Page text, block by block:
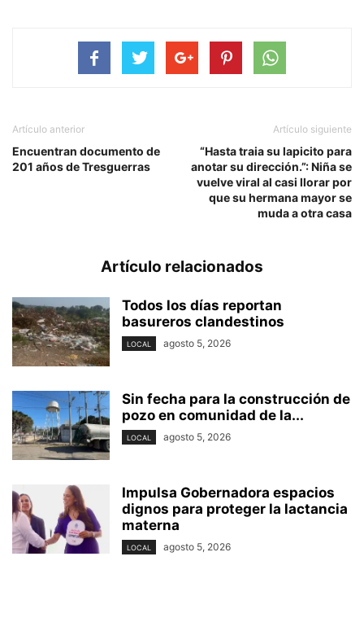
Artículo anterior
Encuentran documento de
201 años de Tresguerras
Artículo siguiente
“Hasta traia su lapicito para
anotar su dirección.”: Niña se
vuelve viral al casi llorar por
que su hermana mayor se
muda a otra casa
Artículo relacionados
Todos los días reportan
basureros clandestinos
LOCAL agosto 5, 2026
Sin fecha para la construcción de
pozo en comunidad de la...
LOCAL agosto 5, 2026
Impulsa Gobernadora espacios
dignos para proteger la lactancia
materna
LOCAL agosto 5, 2026